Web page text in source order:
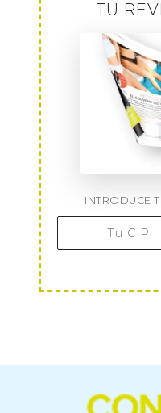
TU
INTRODUCE